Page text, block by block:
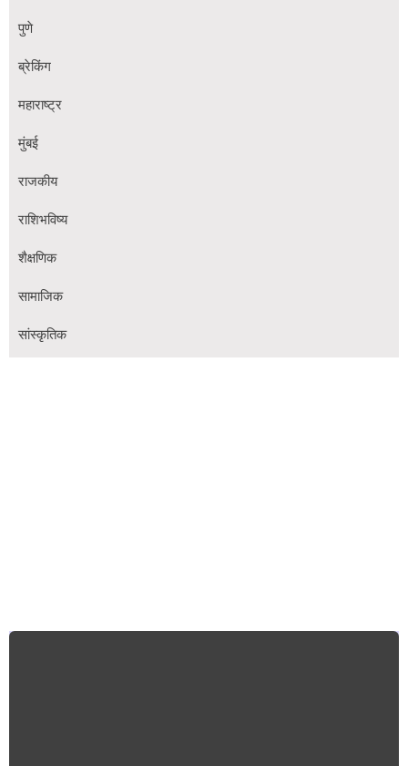
पुणे
ब्रेकिंग
महाराष्ट्र
मुंबई
राजकीय
राशिभविष्य
शैक्षणिक
सामाजिक
सांस्कृतिक